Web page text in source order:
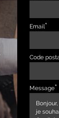
Email
Code
Message